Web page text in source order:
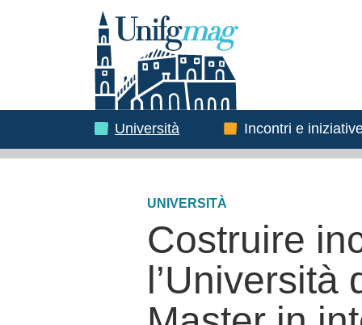
Testata
Università
Immagine Incontri e
Immagine
UNIVERSITÀ
Costruire